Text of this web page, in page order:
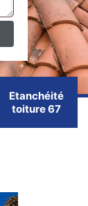
Etanchéité
toiture 67